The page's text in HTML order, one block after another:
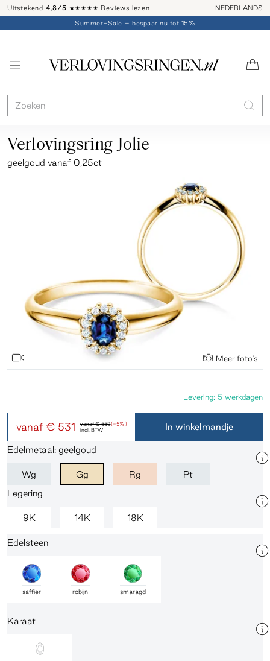
Uitstekend 4,8/5 ★★★★★ Reviews lezen… Advies: 020 -
NEDERLANDS
Summer-Sale – bespaar nu tot 15%
Verlovingsring Jolie
geelgoud vanaf 0,25ct
Meer foto's
vanaf€ 559(-5%)
vanaf € 531 incl. BTW
Levering: 5 werkdagen
In winkelmandje
Edelmetaal: geelgoud
Wg Gg Rg
Pt
Legering
9K 14K 18K
Edelsteen
saffier robijn smaragd
Karaat